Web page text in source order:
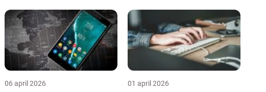
06 april 2026 01 april 2026